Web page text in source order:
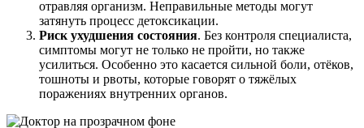
отравляя организм. Неправильные методы могут
затянуть процесс детоксикации.
Риск ухудшения состояния. Без контроля специалиста,
симптомы могут не только не пройти, но также
усилиться. Особенно это касается сильной боли, отёков,
тошноты и рвоты, которые говорят о тяжёлых
поражениях внутренних органов.